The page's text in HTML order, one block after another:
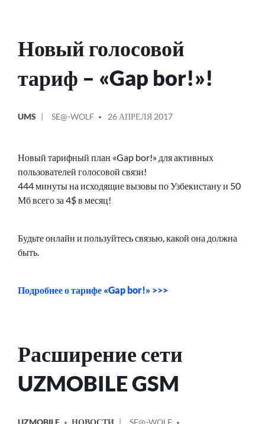
Новый голосовой
тариф – «Gap bor!»!
В
UMS
ОТ
SE@-WOLF 26 АПРЕЛЯ 2017
Новый тарифный план «Gap bor!» для активных
пользователей голосовой связи!
444 минуты на исходящие вызовы по Узбекистану и 50
Мб всего за 4$ в месяц!
Будьте онлайн и пользуйтесь связью, какой она должна
быть.
Подробнее о тарифе «Gap bor!» >>>
Расширение сети
UZMOBILE GSM